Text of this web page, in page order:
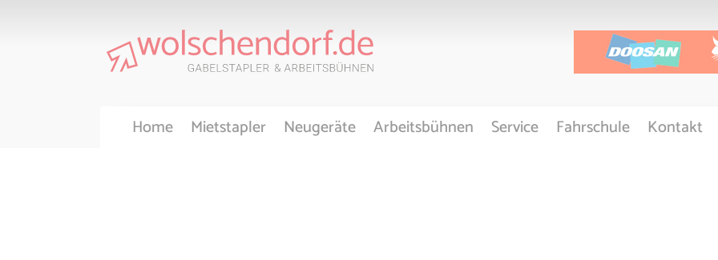
Home Mietstapler Neugeräte Arbeitsbühnen Service Fahrschule Kontakt